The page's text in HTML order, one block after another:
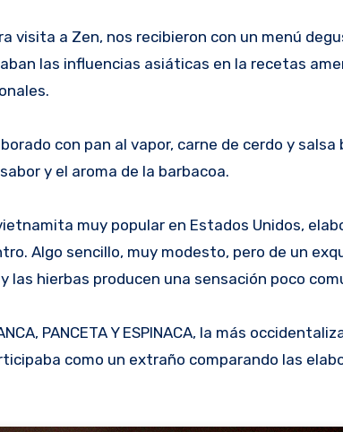
visita a Zen, nos recibieron con un menú
las influencias asiáticas en la recetas
con pan al vapor, carne de cerdo y salsa
y el aroma de la barbacoa.
muy popular en Estados Unidos,
Algo sencillo, muy modesto, pero de un
hierbas producen una sensación poco
PANCETA Y ESPINACA, la más
como un extraño comparando las